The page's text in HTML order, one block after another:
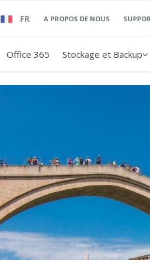
FR A PROPOS DE NOUS
Office 365 Stockage et Backup